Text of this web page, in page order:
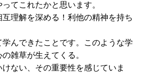
てこれたかと思います。
理解を深める！利他の精神を持ち
んできたことです。このような学
雑草が生えてくる。
ない、その重要性を感じていま